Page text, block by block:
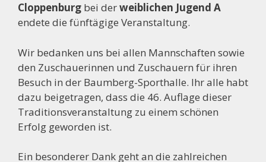
Cloppenburg bei derweiblichen Jugend A
endete die fünftägige Veranstaltung.
Wir bedanken uns bei allen Mannschaften sowie
den Zuschauerinnen und Zuschauern für ihren
Besuch in der Baumberg-Sporthalle. Ihr alle habt
dazu beigetragen, dass die 46. Auflage dieser
Traditionsveranstaltung zu einem schönen
Erfolg geworden ist.
Ein besonderer Dank geht an die zahlreichen